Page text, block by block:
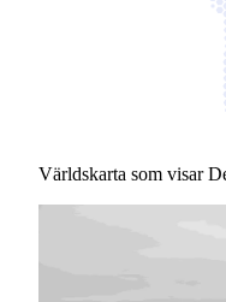
Världskarta som visar